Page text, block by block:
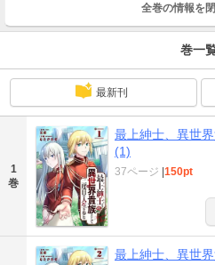
全巻の情報を
巻一
最新刊
1
巻
最上紳士、異世
(1)
37ページ |150pt
最上紳士、異世